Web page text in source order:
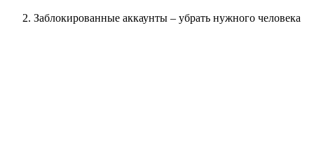
Заблокированные аккаунты – убрать нужного человека